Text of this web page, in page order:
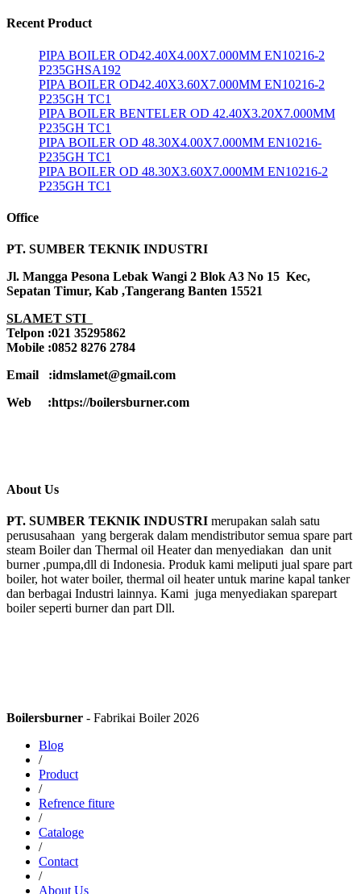
Recent Product
PIPA BOILER OD42.40X4.00X7.000MM EN10216-2
P235GHSA192
PIPA BOILER OD42.40X3.60X7.000MM EN10216-2
P235GH TC1
PIPA BOILER BENTELER OD 42.40X3.20X7.000MM
P235GH TC1
PIPA BOILER OD 48.30X4.00X7.000MM EN10216-
P235GH TC1
PIPA BOILER OD 48.30X3.60X7.000MM EN10216-2
P235GH TC1
Office
PT. SUMBER TEKNIK INDUSTRI
Jl. Mangga Pesona Lebak Wangi 2 Blok A3 No 15 Kec,
Sepatan Timur, Kab ,Tangerang Banten 15521
SLAMET STI
Telpon :021 35295862
Mobile :0852 8276 2784
Email :idmslamet@gmail.com
Web :https://boilersburner.com
About Us
PT. SUMBER TEKNIK INDUSTRI merupakan salah satu
perususahaan yang bergerak dalam mendistributor semua spare part
steam Boiler dan Thermal oil Heater dan menyediakan dan unit
burner ,pumpa,dll di Indonesia. Produk kami meliputi jual spare part
boiler, hot water boiler, thermal oil heater untuk marine kapal tanker
dan berbagai Industri lainnya. Kami juga menyediakan sparepart
boiler seperti burner dan part Dll.
Boilersburner - Fabrikai Boiler 2026
Blog
/
Product
/
Refrence fiture
/
Cataloge
/
Contact
/
About Us